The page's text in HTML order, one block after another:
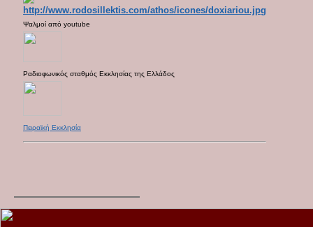
Ψαλμοί από youtube
Ραδιοφωνικός σταθμός Εκκλησίας της Ελλάδος
Πειραϊκή Εκκλησία